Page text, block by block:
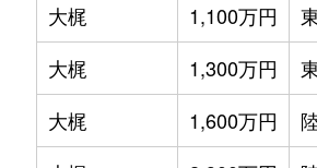
大梶
1,100万円
大梶
1,300万円
大梶
1,600万円